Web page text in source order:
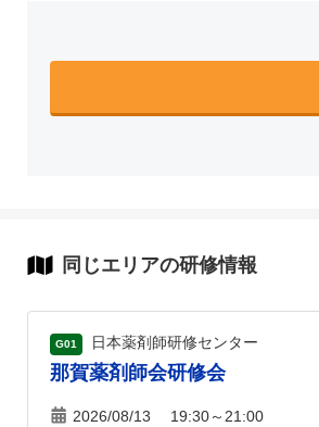
同じエリアの研修情報
G01 日本薬剤師研修センター
那賀薬剤師会研修会
2026/08/13 19:30～21:00